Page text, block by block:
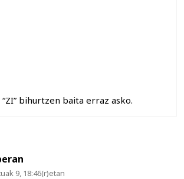
bihurtzen baita erraz asko.
9, 18:46(r)etan